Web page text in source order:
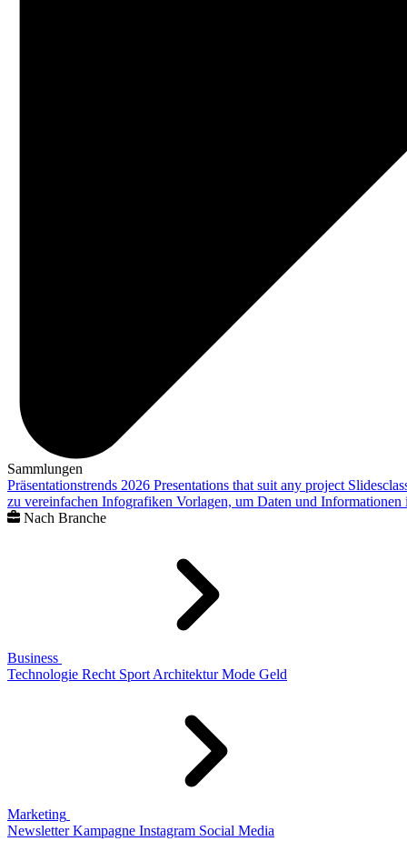
Sammlungen
Präsentationstrends 2026 Presentations that suit any project
zu vereinfachen Infografiken Vorlagen, um Daten und
Nach Branche
Business
Technologie Recht Sport Architektur Mode Geld
Marketing
Newsletter Kampagne Instagram Social Media